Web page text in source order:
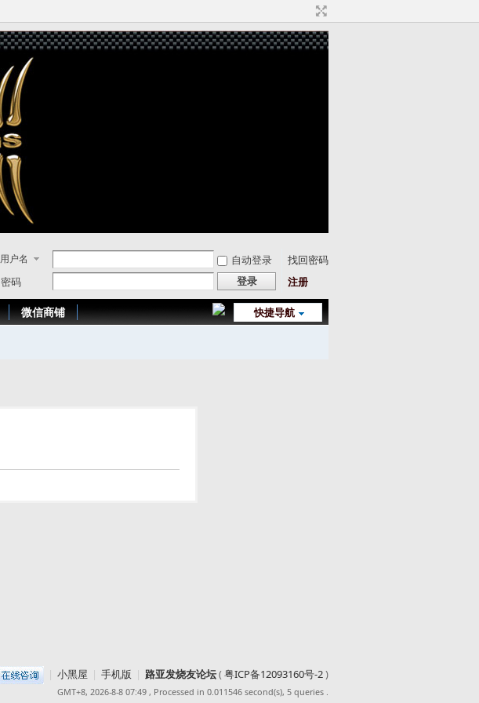
用户名 自动登录
找回密码
密码
登录 注册
快捷导航
微信商铺
| 小黑屋 | 手机版 | 路亚发烧友论坛(粤ICP备12093160号-2)
GMT+8, 2026-8-8 07:49 , Processed in 0.011546 second(s), 5 queries .